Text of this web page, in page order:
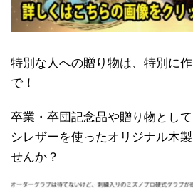
特別な人への贈り物は、特別に
で！
卒業・卒団記念品や贈り物とし
シレザーを使ったオリジナル木
せんか？